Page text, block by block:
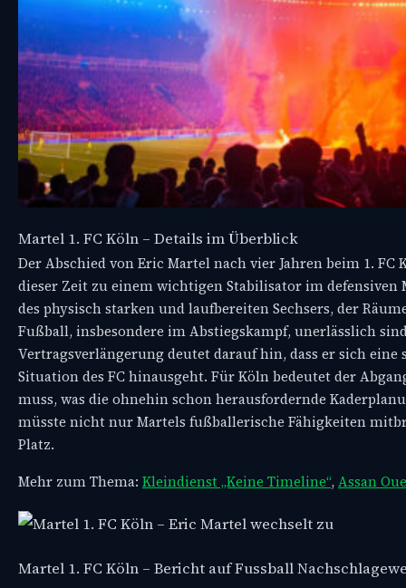
Martel 1. FC Köln – Details im Überblick
Der Abschied von Eric Martel nach vier Jahren beim 1.
dieser Zeit zu einem wichtigen Stabilisator im
des physisch starken und laufbereiten Sechsers, der
Fußball, insbesondere im Abstiegskampf, unerlässlich
Vertragsverlängerung deutet darauf hin, dass er sich
Situation des FC hinausgeht. Für Köln bedeutet der
muss, was die ohnehin schon herausfordernde
müsste nicht nur Martels fußballerische Fähigkeiten
Platz.
Mehr zum Thema: Kleindienst „Keine Timeline“, Assan
Martel 1. FC Köln – Bericht auf Fussball